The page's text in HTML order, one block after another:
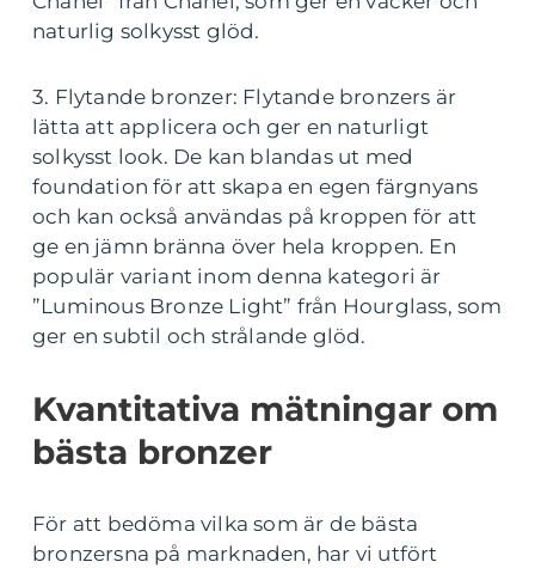
naturlig solkysst glöd.
3. Flytande bronzer: Flytande bronzers är
lätta att applicera och ger en naturligt
solkysst look. De kan blandas ut med
foundation för att skapa en egen färgnyans
och kan också användas på kroppen för att
ge en jämn bränna över hela kroppen. En
populär variant inom denna kategori är
”Luminous Bronze Light” från Hourglass, som
ger en subtil och strålande glöd.
Kvantitativa mätningar om
bästa bronzer
För att bedöma vilka som är de bästa
bronzersna på marknaden, har vi utfört